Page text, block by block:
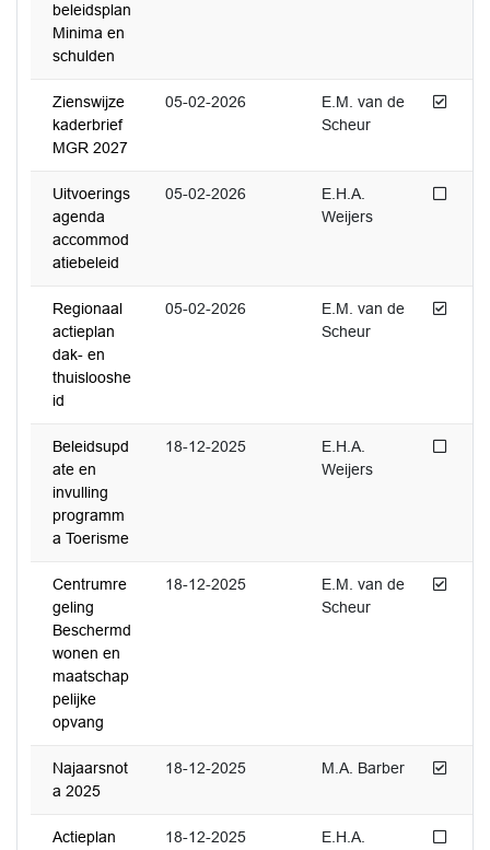
beleidsplan
Minima en
schulden
Zienswijze
kaderbrief
MGR 2027
05-02-2026
E.M. van de
Scheur
Uitvoerings
agenda
accommod
atiebeleid
05-02-2026
E.H.A.
Weijers
Niet
Regionaal
actieplan
dak- en
thuislooshe
id
05-02-2026
E.M. van de
Scheur
Beleidsupd
ate en
invulling
programm
a Toerisme
18-12-2025
E.H.A.
Weijers
Niet
Centrumre
geling
Beschermd
wonen en
maatschap
pelijke
opvang
18-12-2025
E.M. van de
Scheur
Najaarsnot
a 2025
18-12-2025 M.A. Barber
Actieplan
18-12-2025
E.H.A.
Niet